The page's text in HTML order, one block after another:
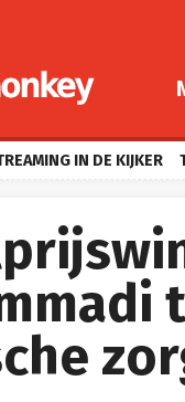
IN DE KIJKER